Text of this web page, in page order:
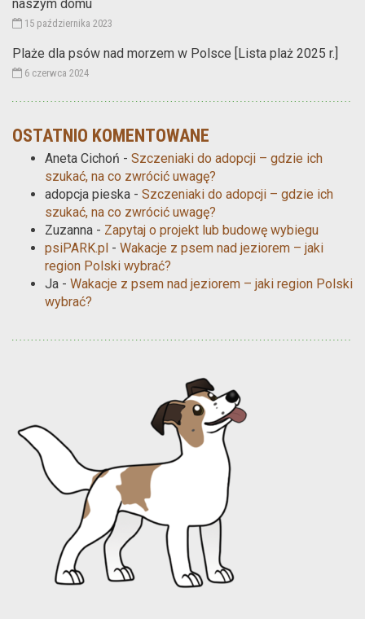
naszym domu
15 października 2023
Plaże dla psów nad morzem w Polsce [Lista plaż 2025 r.]
6 czerwca 2024
OSTATNIO KOMENTOWANE
Aneta Cichoń - Szczeniaki do adopcji – gdzie ich
szukać, na co zwrócić uwagę?
adopcja pieska - Szczeniaki do adopcji – gdzie ich
szukać, na co zwrócić uwagę?
Zuzanna - Zapytaj o projekt lub budowę wybiegu
psiPARK.pl - Wakacje z psem nad jeziorem – jaki
region Polski wybrać?
Ja - Wakacje z psem nad jeziorem – jaki region Polski
wybrać?